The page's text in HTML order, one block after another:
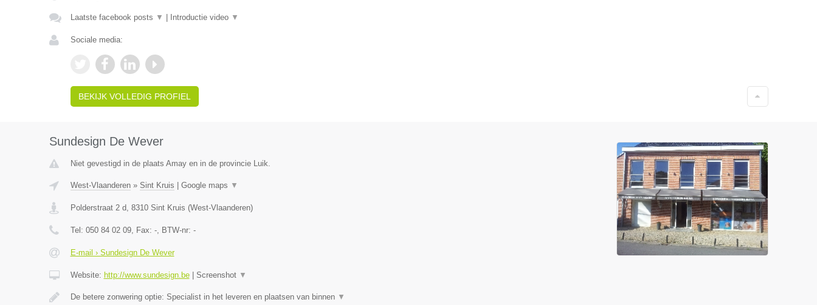
Laatste facebook posts ▼ Introductie video ▼
Sociale media:
BEKIJK VOLLEDIG PROFIEL
Sundesign De Wever
Niet gevestigd in de plaats Amay en in de provincie Luik.
West-Vlaanderen» Sint Kruis Google maps ▼
Polderstraat 2 d, 8310 Sint Kruis (West-Vlaanderen)
Tel: 050 84 02 09, Fax: -, BTW-nr: -
E-mail › Sundesign De Wever
Website: http://www.sundesign.be| Screenshot ▼
De betere zonwering optie: Specialist in het leveren en plaatsen van binnen ▼